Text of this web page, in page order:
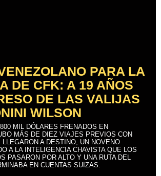
PARA LA
DE CFK: A 19 AÑOS
DE LAS VALIJAS
WILSON
MIL DÓLARES FRENADOS EN
MÁS DE DIEZ VIAJES PREVIOS CON
A DESTINO, UN NOVENO
A LA INTELIGENCIA CHAVISTA QUE LOS
PASARON POR ALTO Y UNA RUTA DEL
EN CUENTAS SUIZAS.